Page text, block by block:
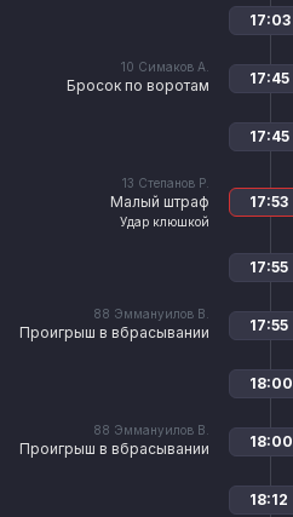
17:03
10 Симаков А.
Бросок по воротам 17:45
17:45
13 Степанов Р.
Малый штраф
Удар клюшкой
17:53
17:55
88 Эммануилов В.
Проигрыш в вбрасывании 17:55
18:00
88 Эммануилов В.
Проигрыш в вбрасывании 18:00
18:12